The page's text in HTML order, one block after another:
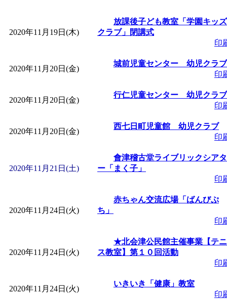
2020年11月19日(木)
放課後子ども教室「学園キッズ
クラブ」閉講式
印
2020年11月20日(金)
城前児童センター 幼児クラブ
印
2020年11月20日(金)
行仁児童センター 幼児クラブ
印
2020年11月20日(金)
西七日町児童館 幼児クラブ
印
2020年11月21日(土)
會津稽古堂ライブリックシアタ
ー「まく子」
印
2020年11月24日(火)
赤ちゃん交流広場「ばんびぷ
ち」
印
2020年11月24日(火)
★北会津公民館主催事業【テニ
ス教室】第１０回活動
印
2020年11月24日(火)
いきいき「健康」教室
印